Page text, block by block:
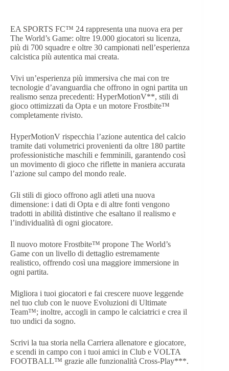
EA SPORTS FC™ 24 rappresenta una nuova era per
The World’s Game: oltre 19.000 giocatori su licenza,
più di 700 squadre e oltre 30 campionati nell’esperienza
calcistica più autentica mai creata.
Vivi un’esperienza più immersiva che mai con tre
tecnologie d’avanguardia che offrono in ogni partita un
realismo senza precedenti: HyperMotionV**, stili di
gioco ottimizzati da Opta e un motore Frostbite™
completamente rivisto.
HyperMotionV rispecchia l’azione autentica del calcio
tramite dati volumetrici provenienti da oltre 180 partite
professionistiche maschili e femminili, garantendo così
un movimento di gioco che riflette in maniera accurata
l’azione sul campo del mondo reale.
Gli stili di gioco offrono agli atleti una nuova
dimensione: i dati di Opta e di altre fonti vengono
tradotti in abilità distintive che esaltano il realismo e
l’individualità di ogni giocatore.
Il nuovo motore Frostbite™ propone The World’s
Game con un livello di dettaglio estremamente
realistico, offrendo così una maggiore immersione in
ogni partita.
Migliora i tuoi giocatori e fai crescere nuove leggende
nel tuo club con le nuove Evoluzioni di Ultimate
Team™; inoltre, accogli in campo le calciatrici e crea il
tuo undici da sogno.
Scrivi la tua storia nella Carriera allenatore e giocatore,
e scendi in campo con i tuoi amici in Club e VOLTA
FOOTBALL™ grazie alle funzionalità Cross-Play***.